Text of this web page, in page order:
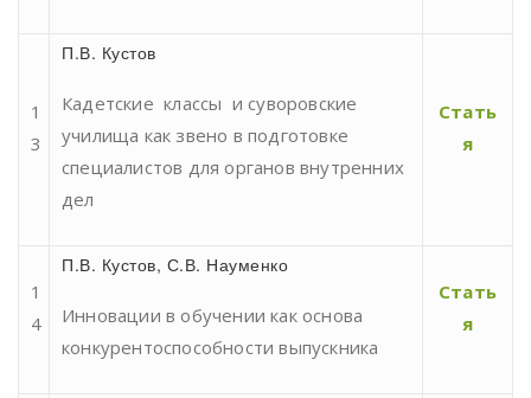
1
3
П.В. Кустов
Кадетские классы и суворовские
училища как звено в подготовке
специалистов для органов внутренних
дел
Стать
я
1
4
П.В. Кустов, С.В. Науменко
Инновации в обучении как основа
конкурентоспособности выпускника
Стать
я